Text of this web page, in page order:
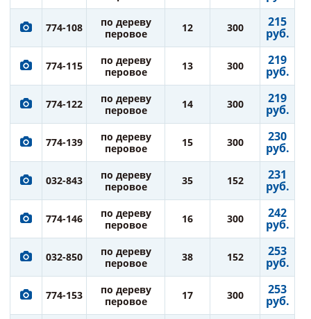
774-108
по дереву
перовое
12 300 215
руб.
774-115
по дереву
перовое
13 300 219
руб.
774-122
по дереву
перовое
14 300 219
руб.
774-139
по дереву
перовое
15 300 230
руб.
032-843
по дереву
перовое
35 152 231
руб.
774-146
по дереву
перовое
16 300 242
руб.
032-850
по дереву
перовое
38 152 253
руб.
774-153
по дереву
перовое
17 300 253
руб.